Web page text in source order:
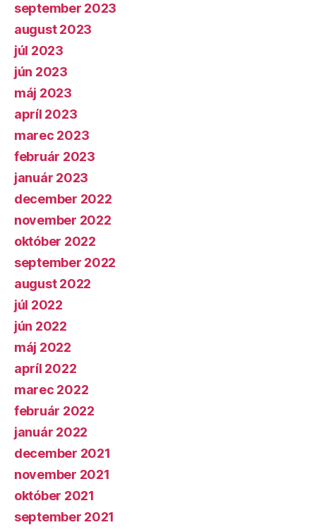
september 2023
august 2023
júl 2023
jún 2023
máj 2023
apríl 2023
marec 2023
február 2023
január 2023
december 2022
november 2022
október 2022
september 2022
august 2022
júl 2022
jún 2022
máj 2022
apríl 2022
marec 2022
február 2022
január 2022
december 2021
november 2021
október 2021
september 2021